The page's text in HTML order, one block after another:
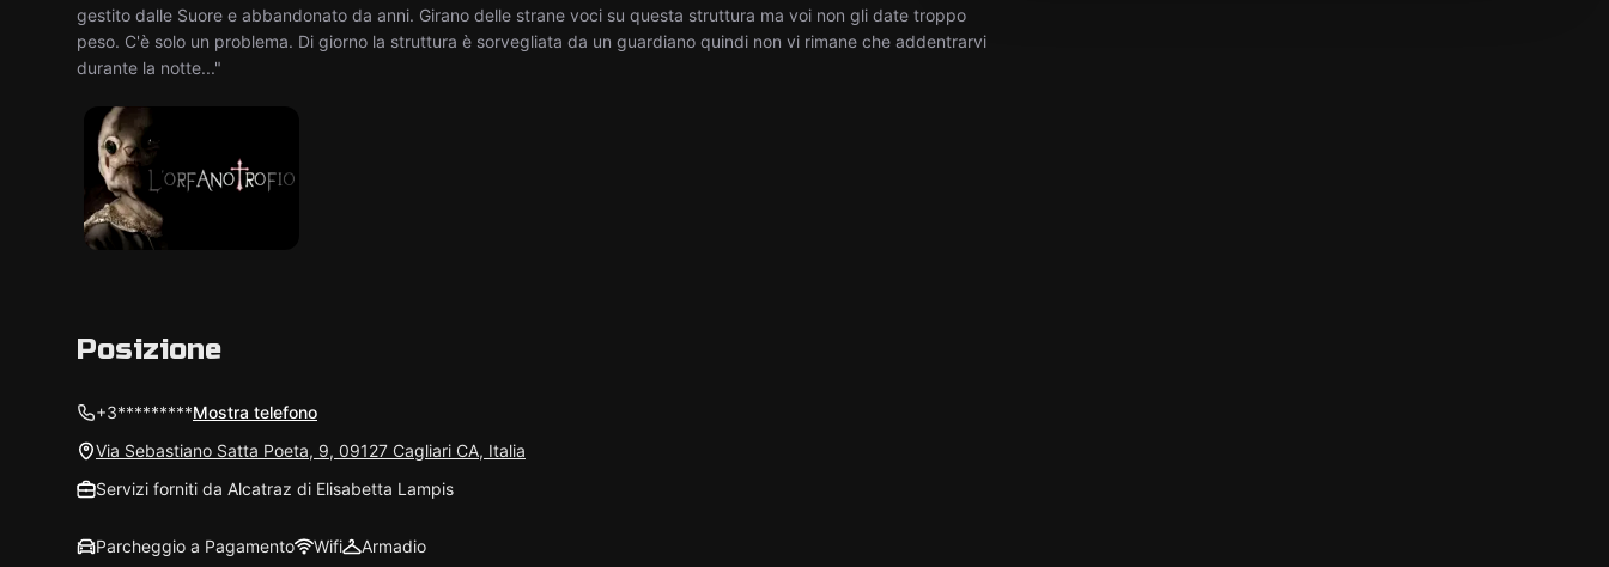
gestito dalle Suore e abbandonato da anni. Girano delle strane voci su questa struttura ma voi non gli date troppo
peso. C'è solo un problema. Di giorno la struttura è sorvegliata da un guardiano quindi non vi rimane che addentrarvi
durante la notte..."
Posizione
+3*********Mostra telefono
Via Sebastiano Satta Poeta, 9, 09127 Cagliari CA, Italia
Servizi forniti da Alcatraz di Elisabetta Lampis
Parcheggio a Pagamento Wifi Armadio